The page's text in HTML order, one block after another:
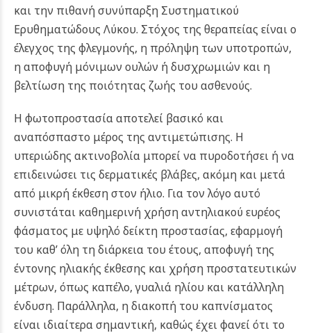
και την πιθανή συνύπαρξη Συστηματικού
Ερυθηματώδους Λύκου. Στόχος της θεραπείας είναι ο
έλεγχος της φλεγμονής, η πρόληψη των υποτροπών,
η αποφυγή μόνιμων ουλών ή δυσχρωμιών και η
βελτίωση της ποιότητας ζωής του ασθενούς.
Η φωτοπροστασία αποτελεί βασικό και
αναπόσπαστο μέρος της αντιμετώπισης. Η
υπεριώδης ακτινοβολία μπορεί να πυροδοτήσει ή να
επιδεινώσει τις δερματικές βλάβες, ακόμη και μετά
από μικρή έκθεση στον ήλιο. Για τον λόγο αυτό
συνιστάται καθημερινή χρήση αντηλιακού ευρέος
φάσματος με υψηλό δείκτη προστασίας, εφαρμογή
του καθ’ όλη τη διάρκεια του έτους, αποφυγή της
έντονης ηλιακής έκθεσης και χρήση προστατευτικών
μέτρων, όπως καπέλο, γυαλιά ηλίου και κατάλληλη
ένδυση. Παράλληλα, η διακοπή του καπνίσματος
είναι ιδιαίτερα σημαντική, καθώς έχει φανεί ότι το